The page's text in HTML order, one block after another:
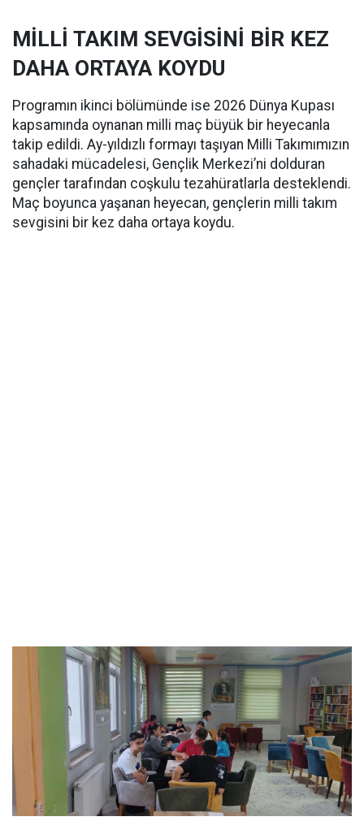
MİLLİ TAKIM SEVGİSİNİ BİR KEZ
DAHA ORTAYA KOYDU
Programın ikinci bölümünde ise 2026 Dünya Kupası
kapsamında oynanan milli maç büyük bir heyecanla
takip edildi. Ay-yıldızlı formayı taşıyan Milli Takımımızın
sahadaki mücadelesi, Gençlik Merkezi’ni dolduran
gençler tarafından coşkulu tezahüratlarla desteklendi.
Maç boyunca yaşanan heyecan, gençlerin milli takım
sevgisini bir kez daha ortaya koydu.